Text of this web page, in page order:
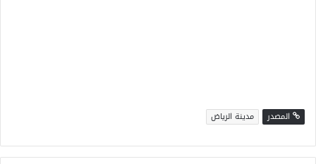
المصدر مدينة الرياض